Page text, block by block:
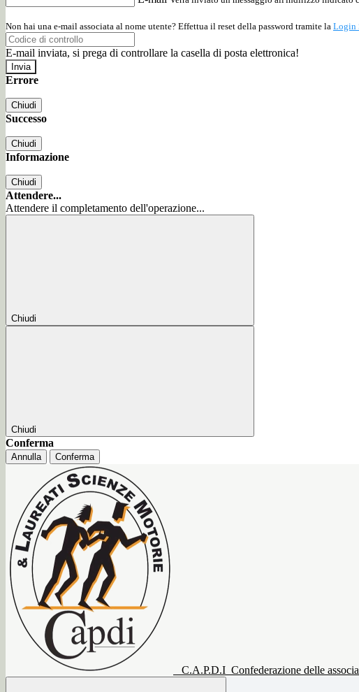
Non hai una e-mail associata al nome utente? Effettua il reset della password tramite la Login
E-mail inviata, si prega di controllare la casella di posta elettronica!
Errore
Chiudi
Successo
Chiudi
Informazione
Chiudi
Attendere...
Attendere il completamento dell'operazione...
Chiudi
Chiudi
Conferma
Annulla Conferma
C.A.P.D.I Confederazione delle